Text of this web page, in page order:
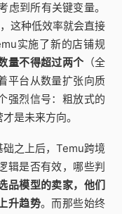
虑到所有关键变量。
这种低效率就会直接
实施了新的店铺规
量不得超过两个（全
平台从数量扩张向质
强烈信号：粗放式的
是未来方向。
础之上后，Temu跨境
辑是否有效，哪些判
品模型的卖家，他们
升趋势。而那些始终